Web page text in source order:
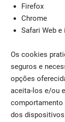
Firefox
Chrome
Safari Web e
Os cookies
seguros e
opções
aceita-los e/ou
comportamento
dos